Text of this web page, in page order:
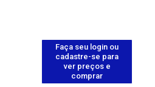
Faça seu login ou
cadastre-se para
ver preços e
comprar